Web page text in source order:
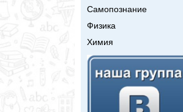
Самопознание
Физика
Химия